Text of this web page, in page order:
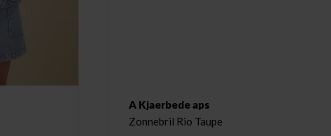
A Kjaerbede aps
Zonnebril Rio Taupe